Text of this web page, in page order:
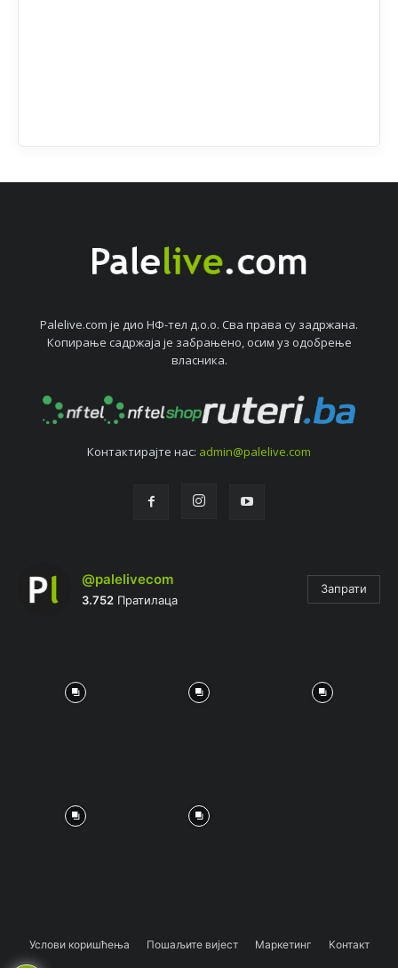
Palelive.com јe дио НФ-тeл д.о.о. Сва права су задржана.
Копирањe садржаја јe забрањeно, осим уз одобрeњe
власника.
Контактирајтe нас: admin@palelive.com
@palelivecom
3.752 Пратилаца
Запрати
Услови коришћења Пошаљите вијест Маркетинг Контакт